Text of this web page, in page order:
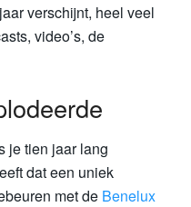
verschijnt, heel veel
video’s, de
je tien jaar lang
dat een uniek
met de Benelux